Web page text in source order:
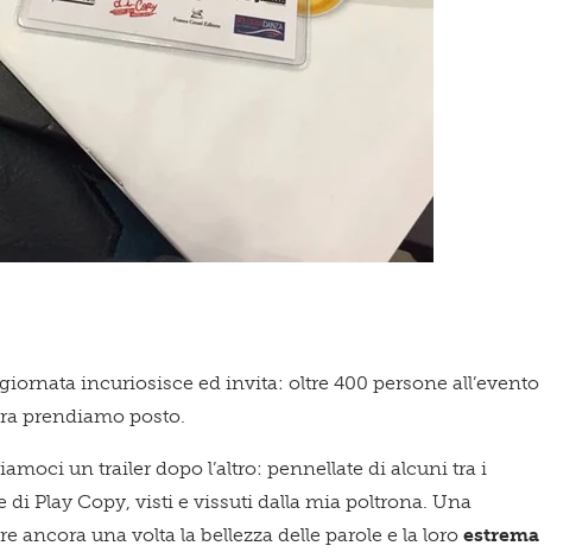
Acconsento a ricevere comunicazioni su novità, eventi e servizi
incuriosisce ed invita: oltre 400 persone all’evento
prendiamo posto.
un trailer dopo l’altro: pennellate di alcuni tra i
Play Copy, visti e vissuti dalla mia poltrona. Una
ancora una volta la bellezza delle parole e la loroestrema